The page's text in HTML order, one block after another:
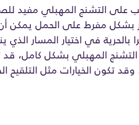
على التشنج المهبلي مفيد
بشكل مفرط على الحمل يمكن
بالحرية في اختيار المسار
المهبلي بشكل كامل، قد
وقد تكون الخيارات مثل